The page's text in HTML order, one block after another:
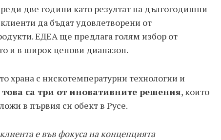
две години като резултат на дългогодишни
да бъдат удовлетворени от
ЕДЕА ще предлага голям избор от
и в широк ценови диапазон.
храна с нискотемпературни технологии и
това са три от иновативните решения, които
в първия си обект в Русе.
е във фокуса на концепцията